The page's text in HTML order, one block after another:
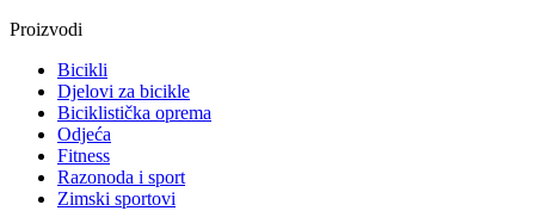
Proizvodi
Bicikli
Djelovi za bicikle
Biciklistička oprema
Odjeća
Fitness
Razonoda i sport
Zimski sportovi